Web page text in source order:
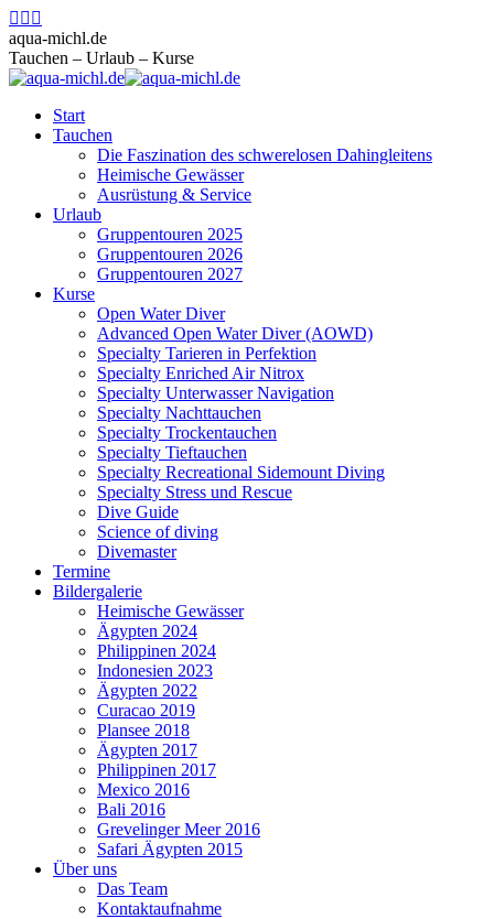
Zum
Inhalt
springen
Facebook
page
opens
in
window
Instagram
page
opens
in
window
Mail
page
opens
new
window
aqua-michl.de
Tauchen – Urlaub – Kurse
Start
Tauchen
Die Faszination des schwerelosen Dahingleitens
Heimische Gewässer
Ausrüstung & Service
Urlaub
Gruppentouren 2025
Gruppentouren 2026
Gruppentouren 2027
Kurse
Open Water Diver
Advanced Open Water Diver (AOWD)
Specialty Tarieren in Perfektion
Specialty Enriched Air Nitrox
Specialty Unterwasser Navigation
Specialty Nachttauchen
Specialty Trockentauchen
Specialty Tieftauchen
Specialty Recreational Sidemount Diving
Specialty Stress und Rescue
Dive Guide
Science of diving
Divemaster
Termine
Bildergalerie
Heimische Gewässer
Ägypten 2024
Philippinen 2024
Indonesien 2023
Ägypten 2022
Curacao 2019
Plansee 2018
Ägypten 2017
Philippinen 2017
Mexico 2016
Bali 2016
Grevelinger Meer 2016
Safari Ägypten 2015
Über uns
Das Team
Kontaktaufnahme